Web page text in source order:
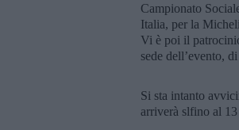
Campionato
Italia, per la
Vi è poi il
sede dell’evento,
Si sta intanto
arriverà slfino al